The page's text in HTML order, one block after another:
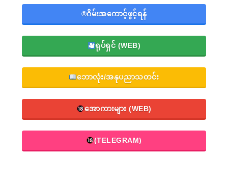
®️ဂိမ်းအကောင့်ဖွင့်ရန်
ရုပ်ရှင် (WEB)
ဘောလုံး/အနုပညာသတင်း
အောကားများ (WEB)
(TELEGRAM)